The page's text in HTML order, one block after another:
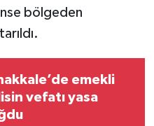
bölgeden
emekli
vefatı yasa